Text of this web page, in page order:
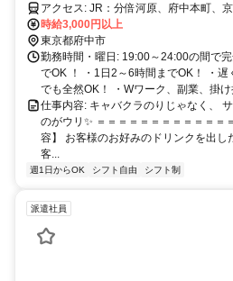
アクセス: JR：分倍河原、府中本
時給3,000円以上
東京都府中市
勤務時間・曜日: 19:00～24:00の間で
でOK ！ ・1日2～6時間までOK！ ・
でも全然OK！ ・Wワーク、副業、掛け
仕事内容: キャバクラのりじゃなく、
のがウリ✨ ＝＝＝＝＝＝＝＝＝＝＝＝
容】 お客様のお好みのドリンクを出し
客...
週1日からOK シフト自由 シフト制
派遣社員